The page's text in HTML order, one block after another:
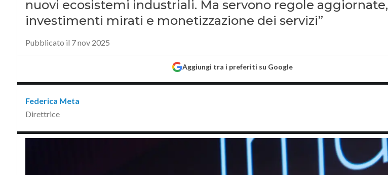
nuovi ecosistemi industriali. Ma servono regole aggiornate,
investimenti mirati e monetizzazione dei servizi”
Pubblicato il 7 nov 2025
Aggiungi tra i preferiti su Google
Federica Meta
Direttrice